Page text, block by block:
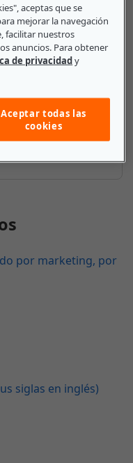
sobre
canales de
evaluar qué
emplear para llegar
de su
por marketing, por
siglas en inglés)
aceptas que se
mejorar la navegación
facilitar nuestros
anuncios. Para obtener
de privacidady
Aceptar todas las
cookies